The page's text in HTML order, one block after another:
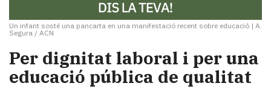
Un infant sosté una pancarta en una manifestació recent sobre educació | A.
Segura / ACN
Per dignitat laboral i per una
educació pública de qualitat